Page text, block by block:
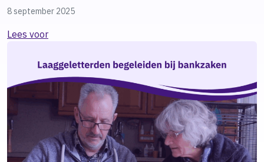
8 september 2025
Lees voor